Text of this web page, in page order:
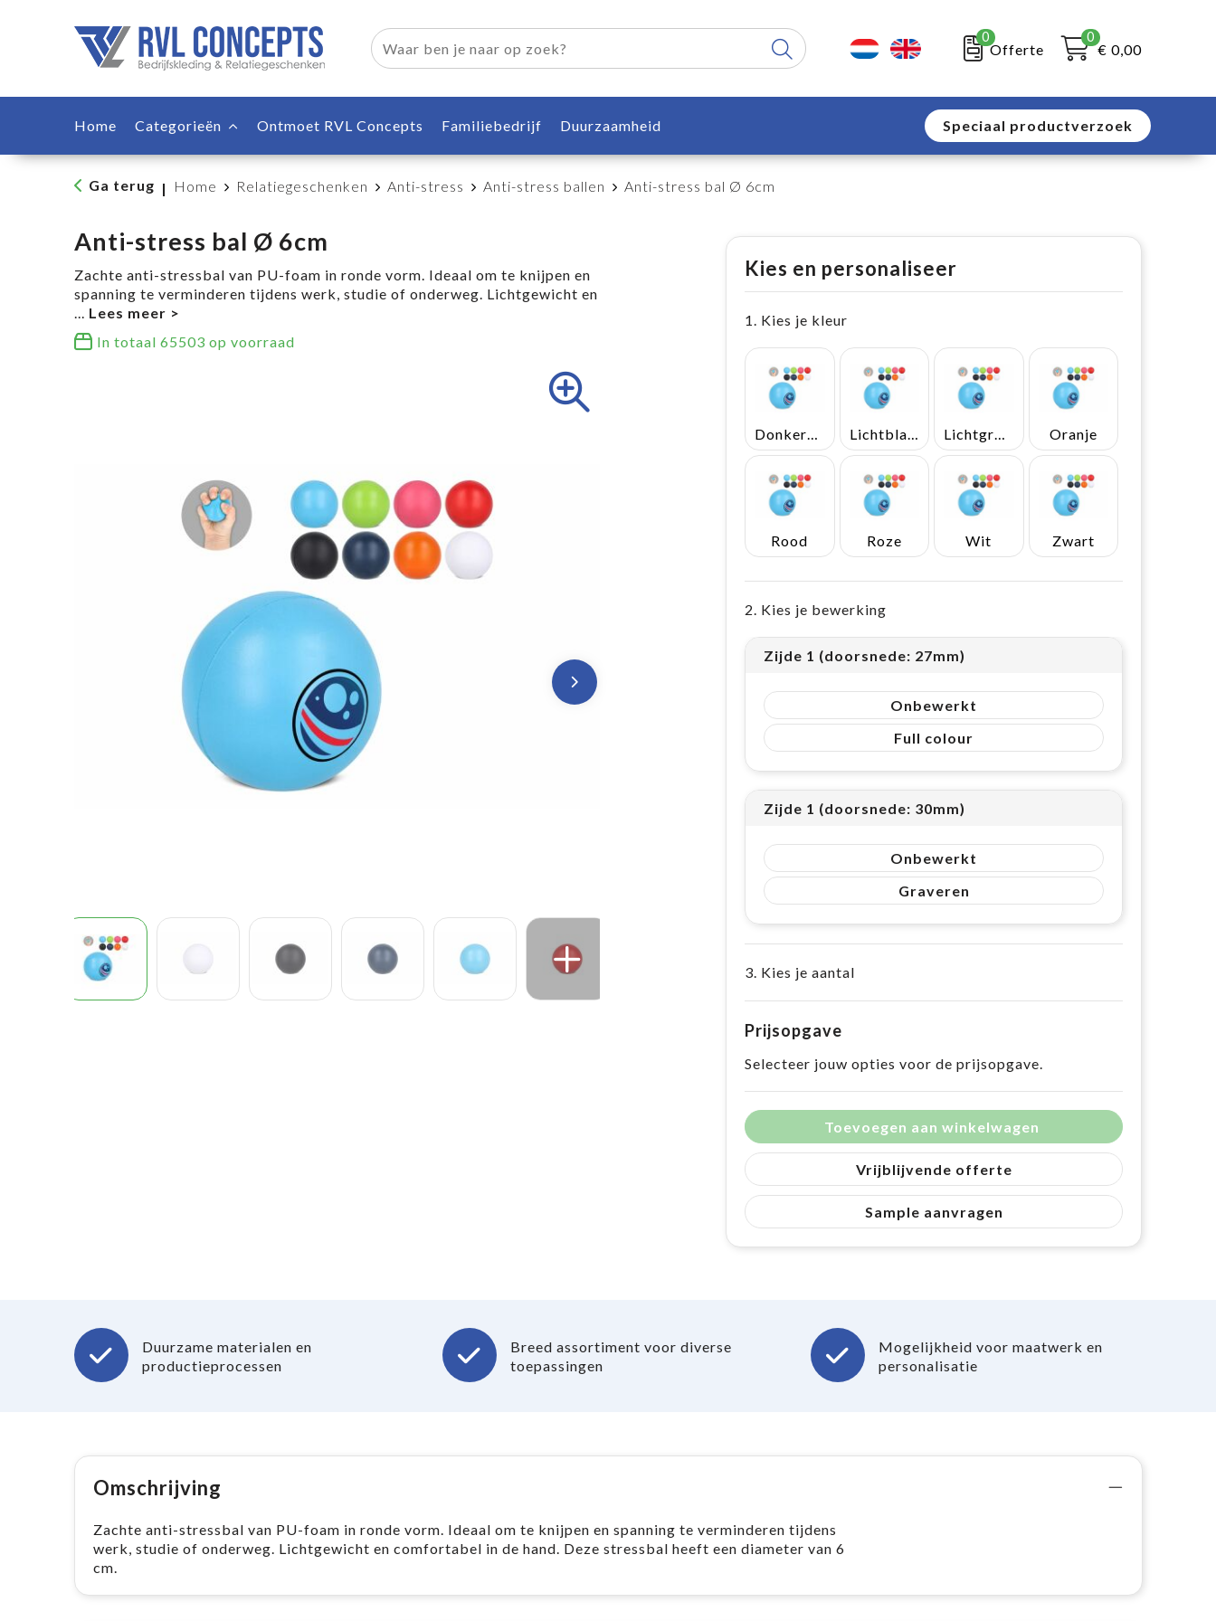
0
Offerte
0
€ 0,00
Home Categorieën Ontmoet RVL Concepts Familiebedrijf Duurzaamheid Speciaal productverzoek
Ga terug | Home Relatiegeschenken Anti-stress Anti-stress ballen Anti-stress bal Ø 6cm
Anti-stress bal Ø 6cm
Zachte anti-stressbal van PU-foam in ronde vorm. Ideaal om te knijpen en
spanning te verminderen tijdens werk, studie of onderweg. Lichtgewicht en
...
In totaal 65503 op voorraad
Kies en personaliseer
1. Kies je kleur
Oranje
Rood Roze Wit Zwart
2. Kies je bewerking
Zijde 1 (doorsnede: 27mm)
Onbewerkt
Full colour
Zijde 1 (doorsnede: 30mm)
Onbewerkt
Graveren
3. Kies je aantal
Prijsopgave
Selecteer jouw opties voor de prijsopgave.
Toevoegen aan winkelwagen
Vrijblijvende offerte
Sample aanvragen
Duurzame materialen en
productieprocessen
Breed assortiment voor diverse
toepassingen
Mogelijkheid voor maatwerk en
personalisatie
Omschrijving
Zachte anti-stressbal van PU-foam in ronde vorm. Ideaal om te knijpen en spanning te verminderen tijdens
werk, studie of onderweg. Lichtgewicht en comfortabel in de hand. Deze stressbal heeft een diameter van 6
cm.